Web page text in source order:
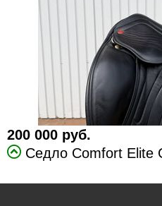
200 000 руб.
Седло Comfort Elite